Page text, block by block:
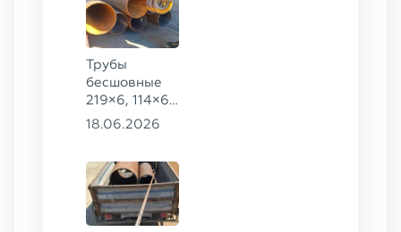
Трубы
бесшовные
219×6, 114×6,
57×6 ГОСТ
18.06.2026